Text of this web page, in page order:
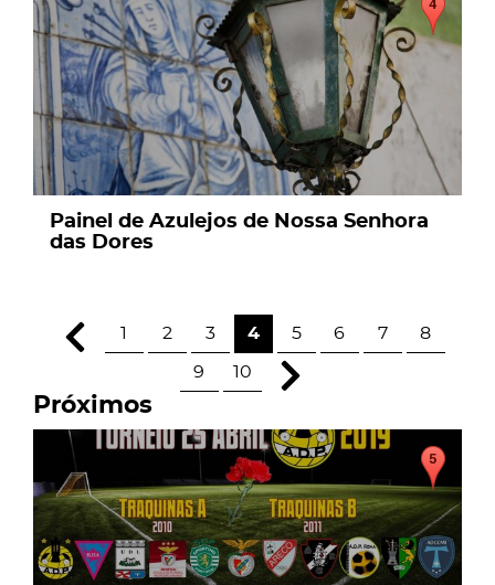
Painel de Azulejos de Nossa Senhora
das Dores
1 2 3 4 5 6 7 8
9 10
Próximos